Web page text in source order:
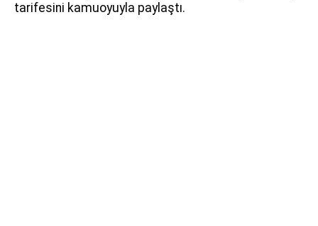
tarifesini kamuoyuyla paylaştı.